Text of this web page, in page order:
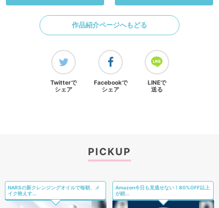
作品紹介ページへもどる
Twitterで
シェア
Facebookで
シェア
LINEで
送る
PICKUP
NARSの新クレンジングオイルで毎朝、メ
イク映えす...
Amazon今日も見逃せない！80%OFF以上
が続...